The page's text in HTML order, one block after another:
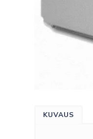
KUVAUS